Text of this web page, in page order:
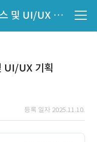
마케팅 중개 플랫폼 서비스 및 UI/UX 기획
UI/UX 기획
등록 일자 2025.11.10.